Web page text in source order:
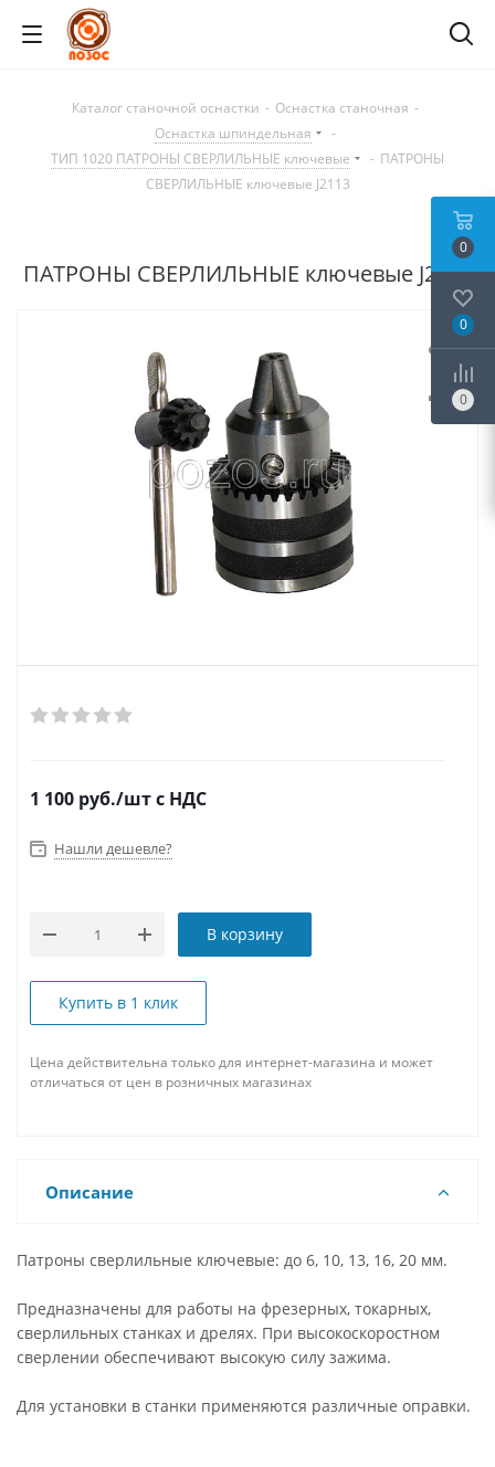
Каталог станочной оснастки - Оснастка станочная -
Оснастка шпиндельная
-
ТИП 1020 ПАТРОНЫ СВЕРЛИЛЬНЫЕ ключевые
- ПАТРОНЫ
СВЕРЛИЛЬНЫЕ ключевые J2113
ПАТРОНЫ СВЕРЛИЛЬНЫЕ ключевые J2113
1 100 руб./штс НДС
Нашли дешевле?
В корзину
Купить в 1 клик
Цена действительна только для интернет-магазина и может
отличаться от цен в розничных магазинах
Описание
Патроны сверлильные ключевые: до 6, 10, 13, 16, 20 мм.
Предназначены для работы на фрезерных, токарных,
сверлильных станках и дрелях. При высокоскоростном
сверлении обеспечивают высокую силу зажима.
Для установки в станки применяются различные оправки.
0
0
0